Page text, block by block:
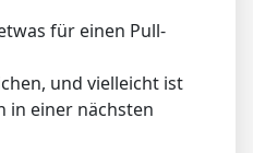
für einen Pull-
und vielleicht ist
in einer nächsten